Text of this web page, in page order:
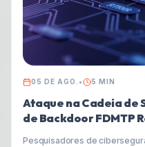
05 DE AGO. • 5 MIN
Ataque na Cadeia de
de Backdoor FDMTP
Pesquisadores de